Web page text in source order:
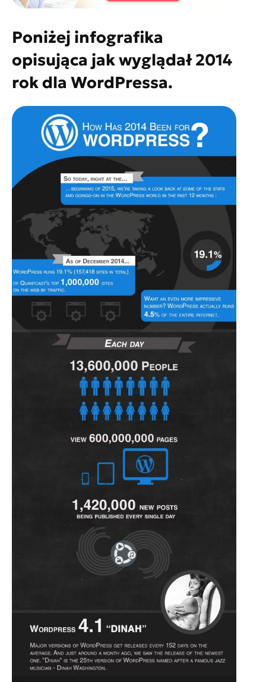
Poniżej infografika
opisująca jak wyglądał 2014
rok dla WordPressa.